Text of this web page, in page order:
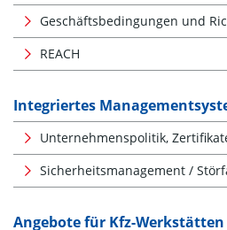
Geschäftsbedingungen und
REACH
Integriertes
Unternehmenspolitik,
Sicherheitsmanagement /
Angebote für Kfz-Werkstätten